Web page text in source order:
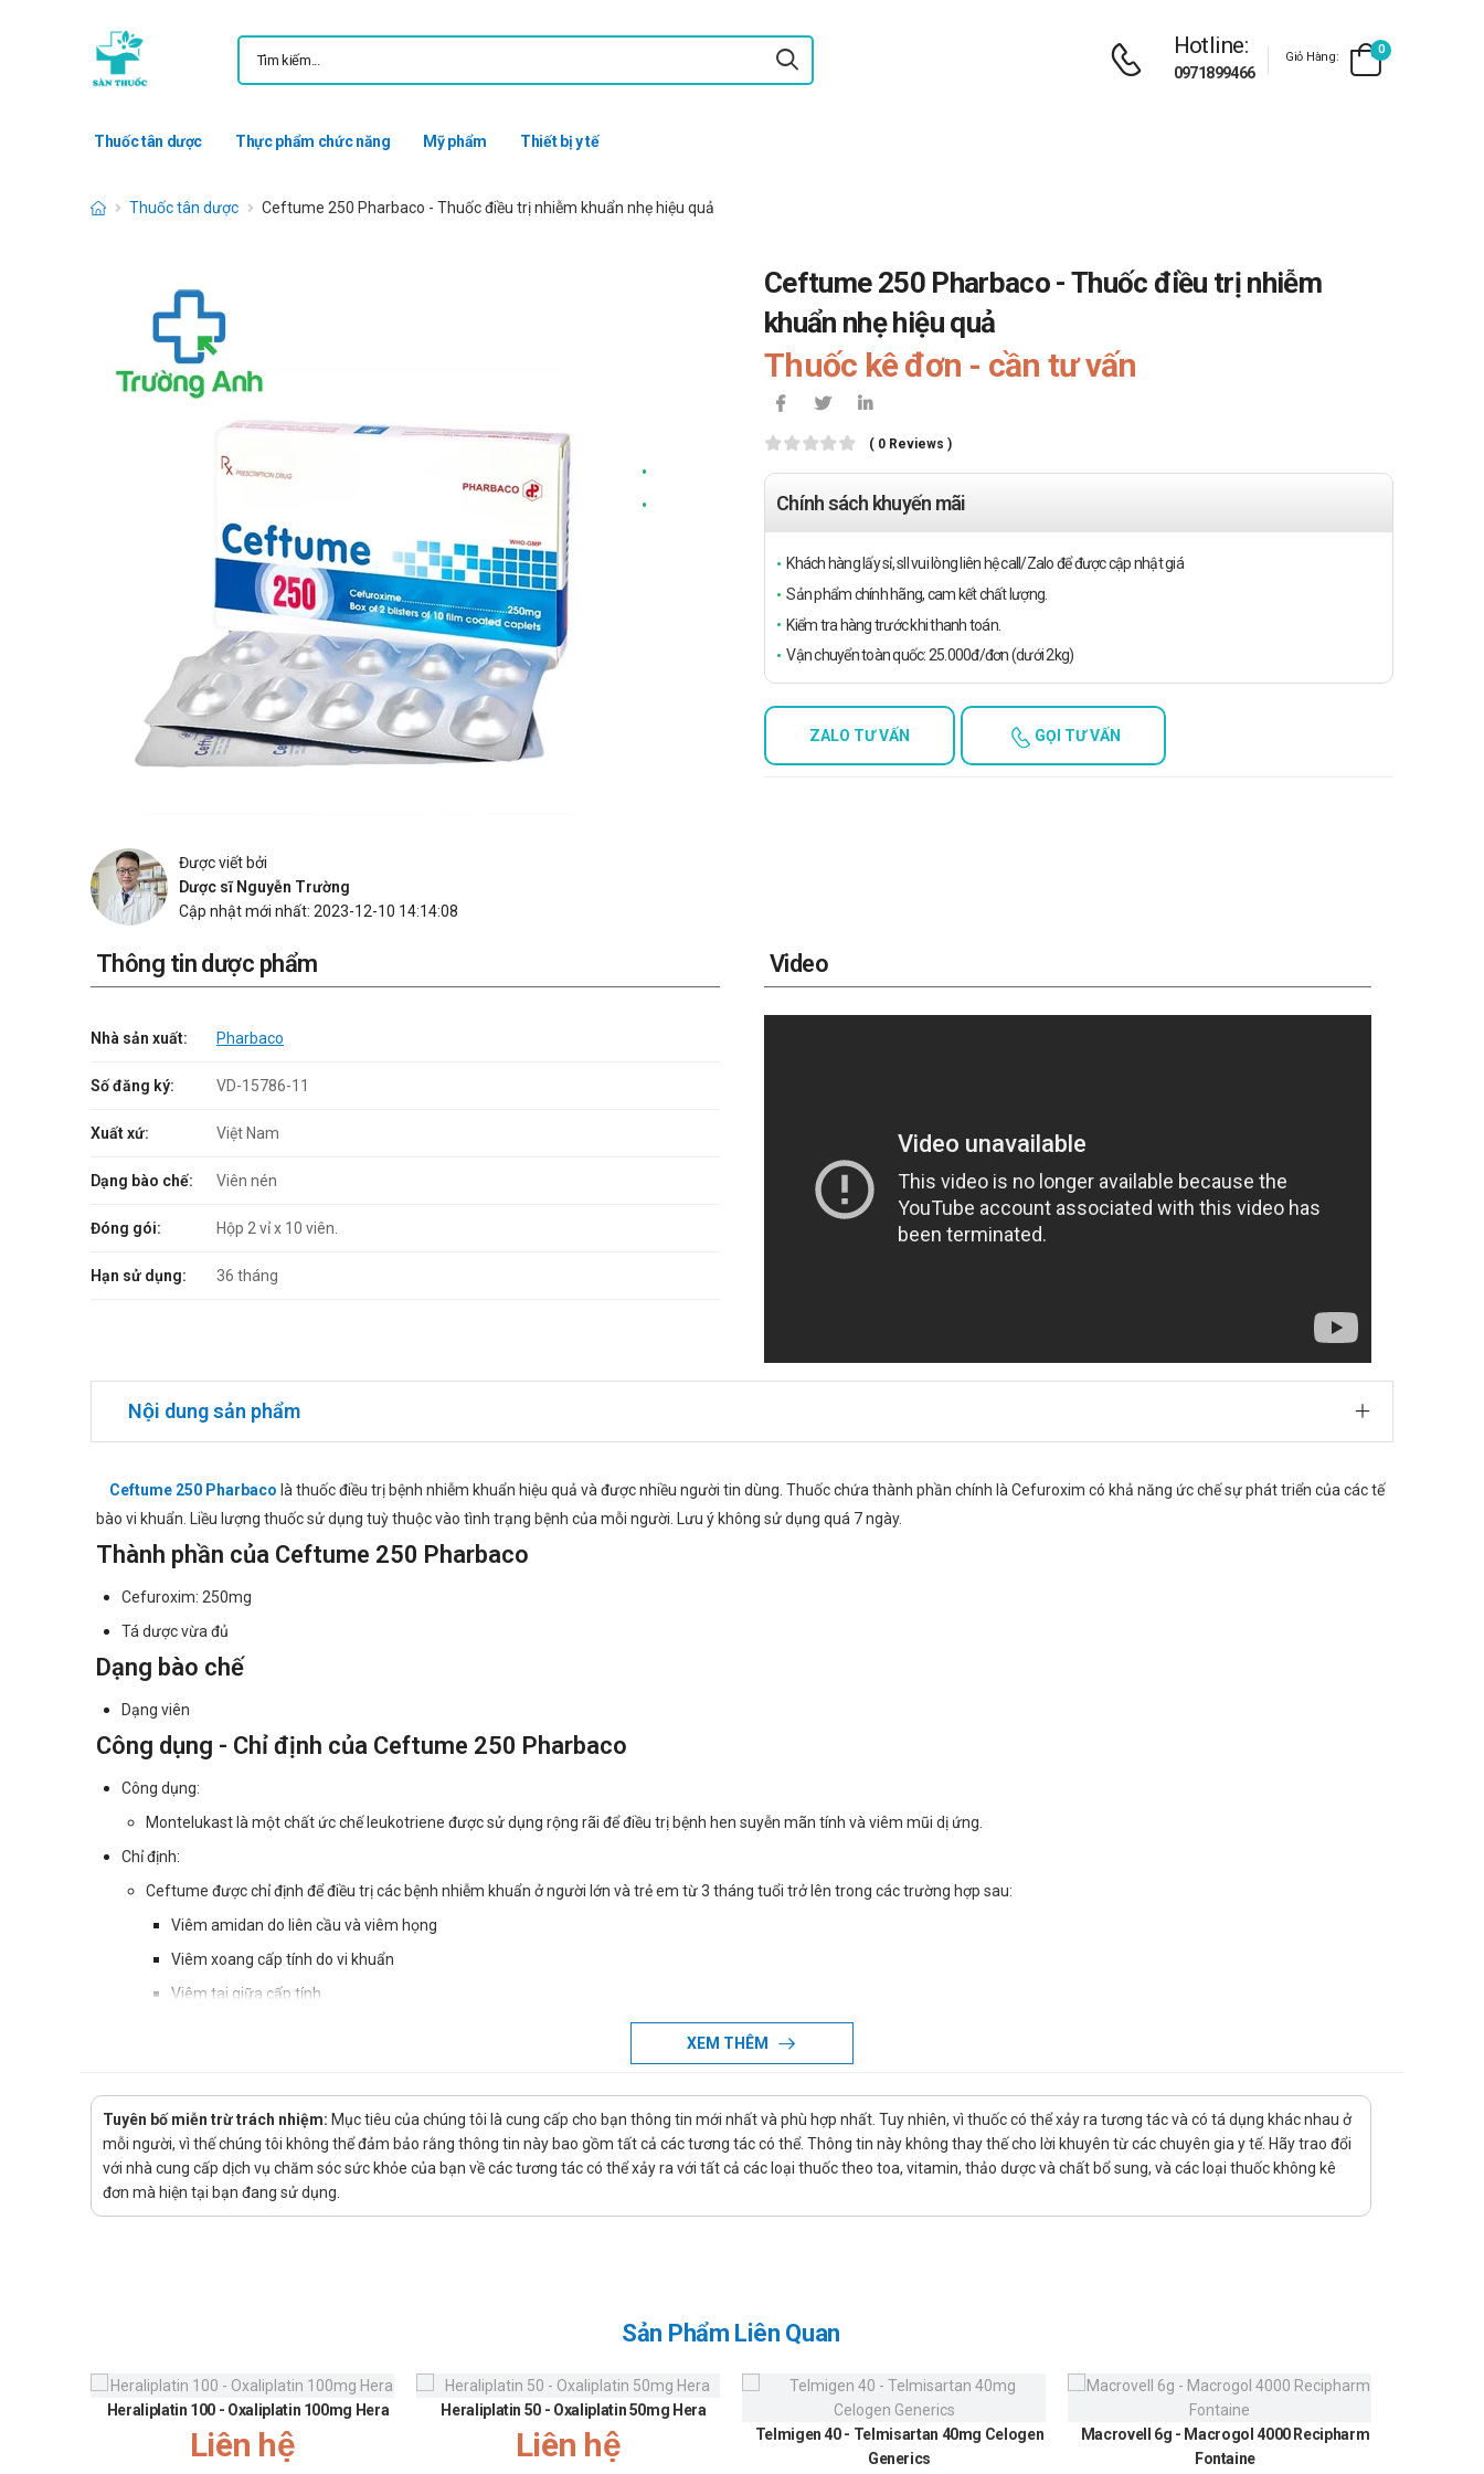
Hotline:
0971899466
Giỏ Hàng:
0
Thuốc tân dược Thực phẩm chức năng Mỹ phẩm Thiết bị y tế
Thuốc tân dược Ceftume 250 Pharbaco - Thuốc điều trị nhiễm khuẩn nhẹ hiệu quả
Ceftume 250 Pharbaco - Thuốc điều trị nhiễm
khuẩn nhẹ hiệu quả
Thuốc kê đơn - cần tư vấn
( 0 Reviews )
Chính sách khuyến mãi
Khách hàng lấy sỉ, sll vui lòng liên hệ call/Zalo để được cập nhật giá
Sản phẩm chính hãng, cam kết chất lượng.
Kiểm tra hàng trước khi thanh toán.
Vận chuyển toàn quốc: 25.000đ/đơn (dưới 2kg)
ZALO TƯ VẤN GỌI TƯ VẤN
Được viết bởi
Dược sĩ Nguyễn Trường
Cập nhật mới nhất: 2023-12-10 14:14:08
Thông tin dược phẩm
Nhà sản xuất: Pharbaco
Số đăng ký: VD-15786-11
Xuất xứ: Việt Nam
Dạng bào chế: Viên nén
Đóng gói: Hộp 2 vỉ x 10 viên.
Hạn sử dụng: 36 tháng
Video
Nội dung sản phẩm
Ceftume 250 Pharbaco là thuốc điều trị bệnh nhiễm khuẩn hiệu quả và được nhiều người tin dùng. Thuốc chứa thành phần chính là Cefuroxim có khả năng ức chế sự phát triển của các tế
bào vi khuẩn. Liều lượng thuốc sử dụng tuỳ thuộc vào tình trạng bệnh của mỗi người. Lưu ý không sử dụng quá 7 ngày.
Thành phần của Ceftume 250 Pharbaco
Cefuroxim: 250mg
Tá dược vừa đủ
Dạng bào chế
Dạng viên
Công dụng - Chỉ định của Ceftume 250 Pharbaco
Công dụng:
Montelukast là một chất ức chế leukotriene được sử dụng rộng rãi để điều trị bệnh hen suyễn mãn tính và viêm mũi dị ứng.
Chỉ định:
Ceftume được chỉ định để điều trị các bệnh nhiễm khuẩn ở người lớn và trẻ em từ 3 tháng tuổi trở lên trong các trường hợp sau:
Viêm amidan do liên cầu và viêm họng
Viêm xoang cấp tính do vi khuẩn
Viêm tai giữa cấp tính
Viêm bể thận
Nhiễm khuẩn da và mô mềm không biến chứng
Điều trị giai đoạn sớm của bệnh Lyme
Hướng dẫn sử dụng Ceftume 250 Pharbaco
Viêm amidan cấp tính, viêm họng, viêm xoang cấp tính do vi khuẩn: 250 mg x 2 lần/ngày
Viêm tai giữa: 500 mg x 2 lần/ngày
Đợt cấp của viêm phế quản mạn tính: 500 mg x 2 lần/ngày
XEM THÊM
Tuyên bố miễn trừ trách nhiệm: Mục tiêu của chúng tôi là cung cấp cho bạn thông tin mới nhất và phù hợp nhất. Tuy nhiên, vì thuốc có thể xảy ra tương tác và có tá dụng khác nhau ở
mỗi người, vì thế chúng tôi không thể đảm bảo rằng thông tin này bao gồm tất cả các tương tác có thể. Thông tin này không thay thế cho lời khuyên từ các chuyên gia y tế. Hãy trao đổi
với nhà cung cấp dịch vụ chăm sóc sức khỏe của bạn về các tương tác có thể xảy ra với tất cả các loại thuốc theo toa, vitamin, thảo dược và chất bổ sung, và các loại thuốc không kê
đơn mà hiện tại bạn đang sử dụng.
Sản Phẩm Liên Quan
Heraliplatin 100 - Oxaliplatin 100mg Hera
Liên hệ
Heraliplatin 50 - Oxaliplatin 50mg Hera
Liên hệ
Telmigen 40 - Telmisartan 40mg Celogen
Generics
Macrovell 6g - Macrogol 4000 Recipharm
Fontaine